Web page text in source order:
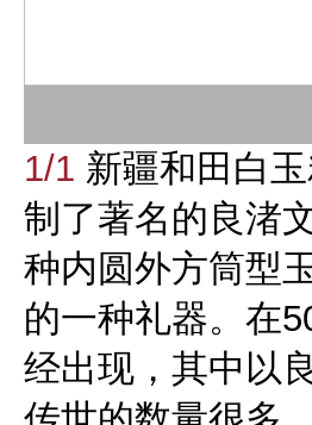
1/1 新疆和田白
制了著名的良渚
种内圆外方筒型
的一种礼器。在
经出现，其中以